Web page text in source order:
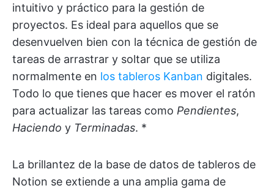
intuitivo y práctico para la gestión de
proyectos. Es ideal para aquellos que se
desenvuelven bien con la técnica de gestión de
tareas de arrastrar y soltar que se utiliza
normalmente en los tableros Kanban digitales.
Todo lo que tienes que hacer es mover el ratón
para actualizar las tareas como Pendientes,
Haciendo y Terminadas. *
La brillantez de la base de datos de tableros de
Notion se extiende a una amplia gama de